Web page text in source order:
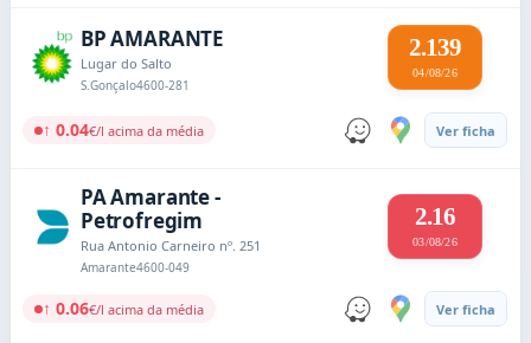
BP AMARANTE
Lugar do Salto
S.Gonçalo4600-281
2.139
04/08/26
↑ 0.04€/l acima da média Ver ficha
PA Amarante -
Petrofregim
Rua Antonio Carneiro nº. 251
Amarante4600-049
2.16
03/08/26
↑ 0.06€/l acima da média Ver ficha